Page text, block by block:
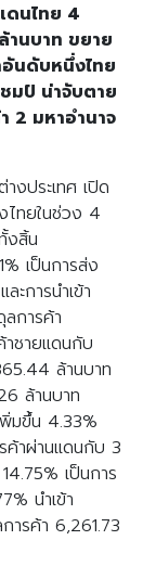
นไทย 4
านบาท ขยาย
อันดับหนึ่งไทย
มป์ น่าจับตาย
2 มหาอำนาจ
ประเทศ เปิด
ไทยในช่วง 4
งสิ้น
เป็นการส่ง
ะการนำเข้า
การค้า
ชายแดนกับ
ล้านบาท
ล้านบาท
พิ่มขึ้น 4.33%
ค้าผ่านแดนกับ 3
เป็นการ
นำเข้า
ารค้า 6,261.73